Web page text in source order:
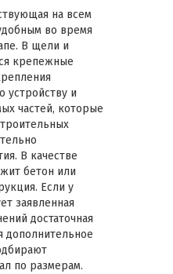
на всем
во время
В щели и
крепежные
устройству и
частей, которые
В качестве
бетон или
Если у
заявленная
достаточная
дополнительное
по размерам.